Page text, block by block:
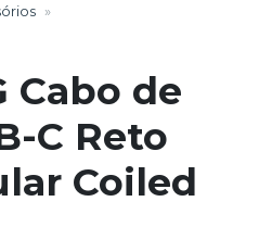
Cabo de
C Reto
Coiled